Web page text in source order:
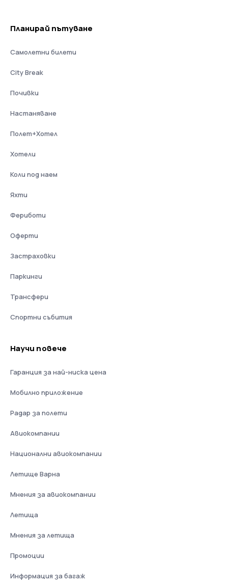
Планирай пътуване
Самолетни билети
City Break
Почивки
Настаняване
Полет+Хотел
Хотели
Коли под наем
Яхти
Фериботи
Оферти
Застраховки
Паркинги
Трансфери
Спортни събития
Научи повече
Гаранция за най-ниска цена
Мобилно приложение
Радар за полети
Авиокомпании
Национални авиокомпании
Летище Варна
Мнения за авиокомпании
Летища
Мнения за летища
Промоции
Информация за багаж